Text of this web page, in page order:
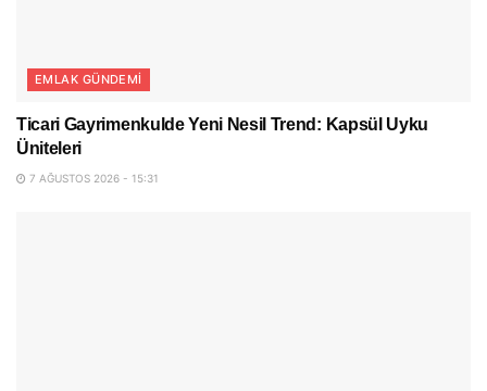
EMLAK GÜNDEMI
Ticari Gayrimenkulde Yeni Nesil Trend: Kapsül Uyku
Üniteleri
7 AĞUSTOS 2026 - 15:31